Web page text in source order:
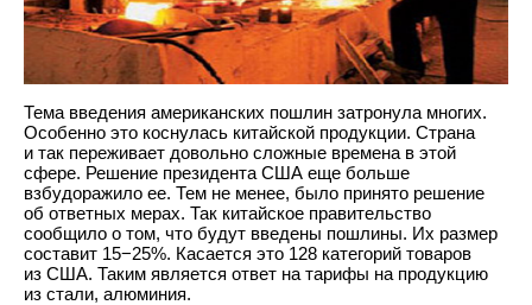
Тема введения американских пошлин затронула многих.
Особенно это коснулась китайской продукции. Страна
и так переживает довольно сложные времена в этой
сфере. Решение президента США еще больше
взбудоражило ее. Тем не менее, было принято решение
об ответных мерах. Так китайское правительство
сообщило о том, что будут введены пошлины. Их размер
составит 15−25%. Касается это 128 категорий товаров
из США. Таким является ответ на тарифы на продукцию
из стали, алюминия.